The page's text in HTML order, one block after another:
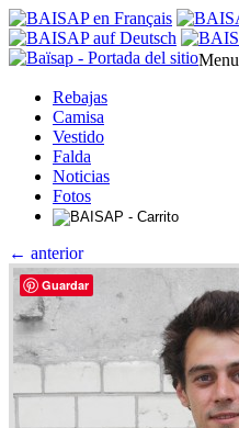
Menu
Rebajas
Camisa
Vestido
Falda
Noticias
Fotos
← anterior
Guardar